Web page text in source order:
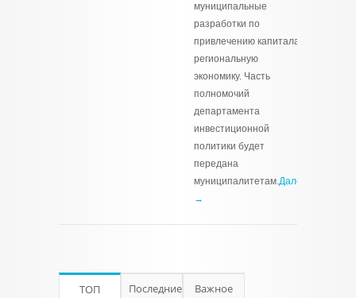
муниципальные
разработки по
привлечению капитала в
региональную
экономику. Часть
полномочий
департамента
инвестиционной
политики будет
передана
муниципалитетам.Далее
→
ТОП Последние Важное